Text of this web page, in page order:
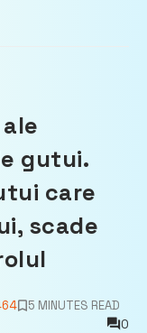
gutui.
care
scade
5 MINUTES READ
0